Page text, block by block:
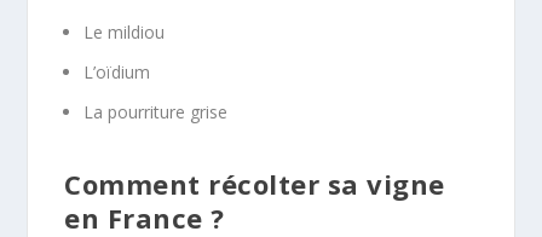
Le mildiou
L’oïdium
La pourriture grise
Comment récolter sa vigne
en France ?